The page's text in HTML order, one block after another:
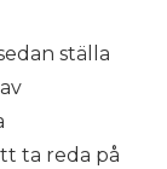
ställa
ta reda på